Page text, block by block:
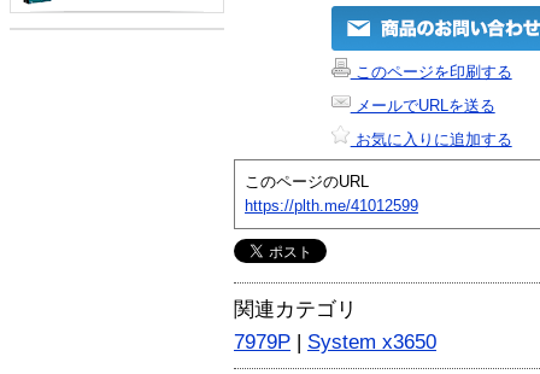
このページを印刷する
メールでURLを送る
お気に入りに追加する
このページのURL
https://plth.me/41012599
関連カテゴリ
7979P | System x3650